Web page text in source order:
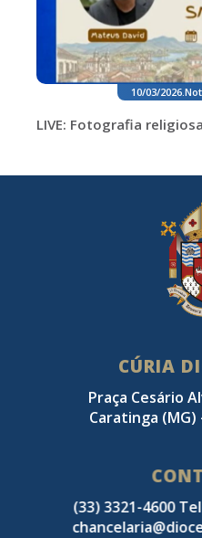
10/03/2026.
LIVE: Fotografia
CÚRIA
Praça Cesário
Caratinga (MG)
(33) 3321-4600